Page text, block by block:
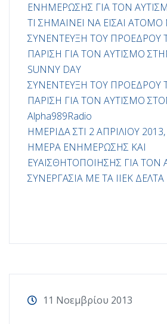
ΕΝΗΜΕΡΩΣΗΣ ΓΙΑ ΤΟΝ
ΤΙ ΣΗΜΑΙΝΕΙ ΝΑ ΕΙΣΑΙ
ΣΥΝΕΝΤΕΥΞΗ ΤΟΥ ΠΡΟΕΔΡΟΥ
ΠΑΡΙΣΗ ΓΙΑ ΤΟΝ ΑΥΤΙΣΜΟ
SUNNY DAY
ΣΥΝΕΝΤΕΥΞΗ ΤΟΥ ΠΡΟΕΔΡΟΥ
ΠΑΡΙΣΗ ΓΙΑ ΤΟΝ ΑΥΤΙΣΜΟ
Alpha989Radio
ΗΜΕΡΙΔΑ ΣΤΙ 2 ΑΠΡΙΛΙΟΥ
ΗΜΕΡΑ ΕΝΗΜΕΡΩΣΗΣ ΚΑΙ
ΕΥΑΙΣΘΗΤΟΠΟΙΗΣΗΣ ΓΙΑ ΤΟΝ
ΣΥΝΕΡΓΑΣΙΑ ΜΕ ΤΑ ΙΙΕΚ ΔΕΛΤΑ
11 Νοεμβρίου 2013